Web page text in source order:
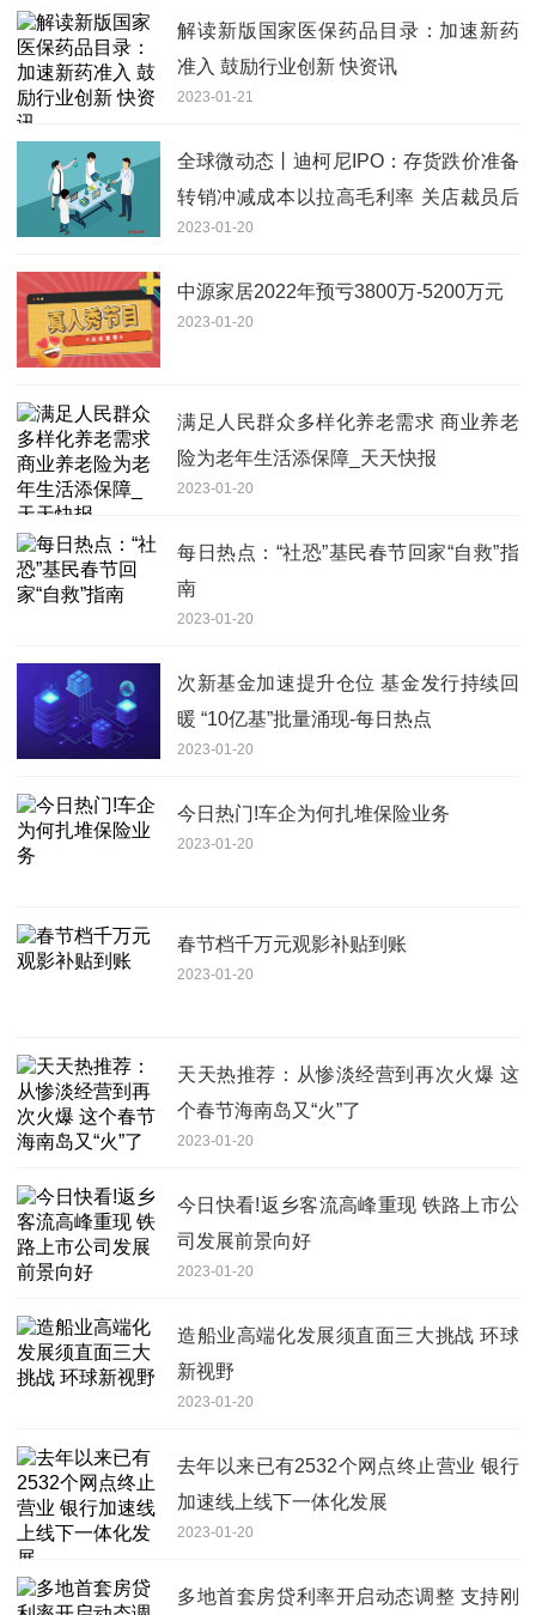
解读新版国家医保药品目录：加速新药
准入 鼓励行业创新 快资讯
2023-01-21
全球微动态丨迪柯尼IPO：存货跌价准备
转销冲减成本以拉高毛利率 关店裁员后
计划募资再扩张
2023-01-20
中源家居2022年预亏3800万-5200万元
2023-01-20
满足人民群众多样化养老需求 商业养老
险为老年生活添保障_天天快报
2023-01-20
每日热点：“社恐”基民春节回家“自救”指
南
2023-01-20
次新基金加速提升仓位 基金发行持续回
暖 “10亿基”批量涌现-每日热点
2023-01-20
今日热门!车企为何扎堆保险业务
2023-01-20
春节档千万元观影补贴到账
2023-01-20
天天热推荐：从惨淡经营到再次火爆 这
个春节海南岛又“火”了
2023-01-20
今日快看!返乡客流高峰重现 铁路上市公
司发展前景向好
2023-01-20
造船业高端化发展须直面三大挑战 环球
新视野
2023-01-20
去年以来已有2532个网点终止营业 银行
加速线上线下一体化发展
2023-01-20
多地首套房贷利率开启动态调整 支持刚